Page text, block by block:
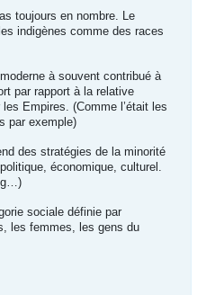
toujours en nombre. Le
indigènes comme des races
à souvent contribué à
par rapport à la relative
Empires. (Comme l’était les
par exemple)
des stratégies de la minorité
économique, culturel.
sociale définie par
les femmes, les gens du